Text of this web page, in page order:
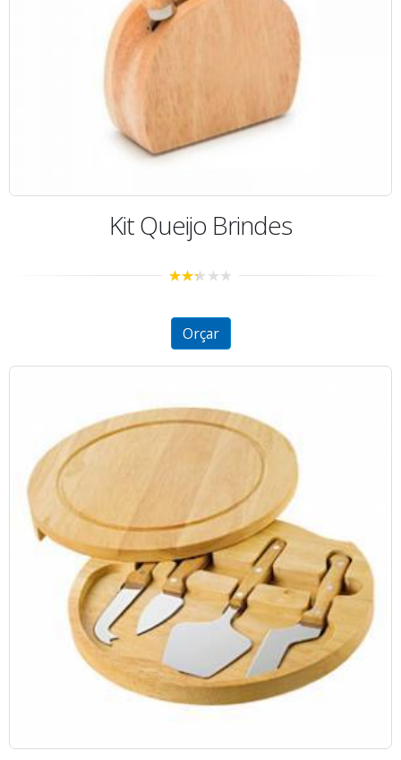
Kit Queijo Brindes
of 5
Orçar